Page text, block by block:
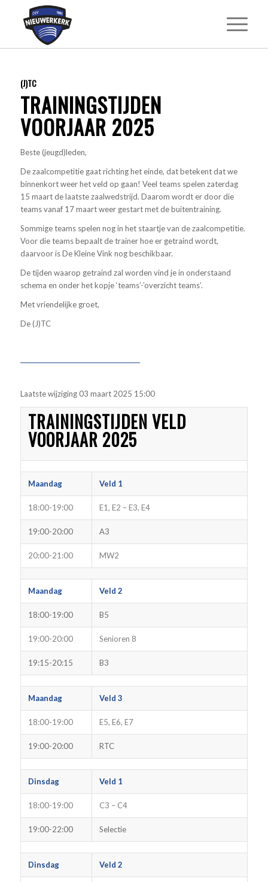
(J)TC
TRAININGSTIJDEN
VOORJAAR 2025
Beste (jeugd)leden,
De zaalcompetitie gaat richting het einde, dat betekent dat we
binnenkort weer het veld op gaan! Veel teams spelen zaterdag
15 maart de laatste zaalwedstrijd. Daarom wordt er door die
teams vanaf 17 maart weer gestart met de buitentraining.
Sommige teams spelen nog in het staartje van de zaalcompetitie.
Voor die teams bepaalt de trainer hoe er getraind wordt,
daarvoor is De Kleine Vink nog beschikbaar.
De tijden waarop getraind zal worden vind je in onderstaand
schema en onder het kopje ‘teams’-’overzicht teams’.
Met vriendelijke groet,
De (J)TC
Laatste wijziging 03 maart 2025 15:00
TRAININGSTIJDEN VELD
VOORJAAR 2025
Maandag Veld 1
18:00-19:00 E1, E2 – E3, E4
19:00-20:00 A3
20:00-21:00 MW2
Maandag Veld 2
18:00-19:00 B5
19:00-20:00 Senioren 8
19:15-20:15 B3
Maandag Veld 3
18:00-19:00 E5, E6, E7
19:00-20:00 RTC
Dinsdag Veld 1
18:00-19:00 C3 – C4
19:00-22:00 Selectie
Dinsdag Veld 2